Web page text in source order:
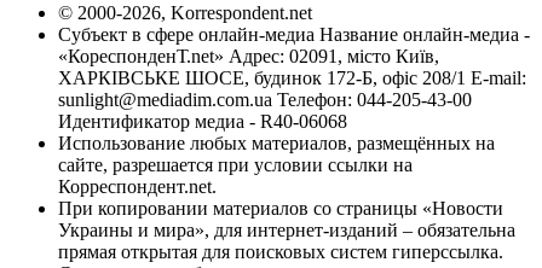
© 2000-2026, Korrespondent.net
Субъект в сфере онлайн-медиа Название онлайн-медиа -
«КореспонденТ.net» Адрес: 02091, місто Київ,
ХАРКІВСЬКЕ ШОСЕ, будинок 172-Б, офіс 208/1 E-mail:
sunlight@mediadim.com.ua Телефон: 044-205-43-00
Идентификатор медиа - R40-06068
Использование любых материалов, размещённых на
сайте, разрешается при условии ссылки на
Корреспондент.net.
При копировании материалов со страницы «Новости
Украины и мира», для интернет-изданий – обязательна
прямая открытая для поисковых систем гиперссылка.